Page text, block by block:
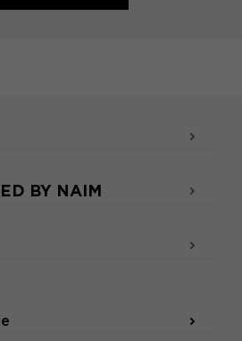
BY NAIM